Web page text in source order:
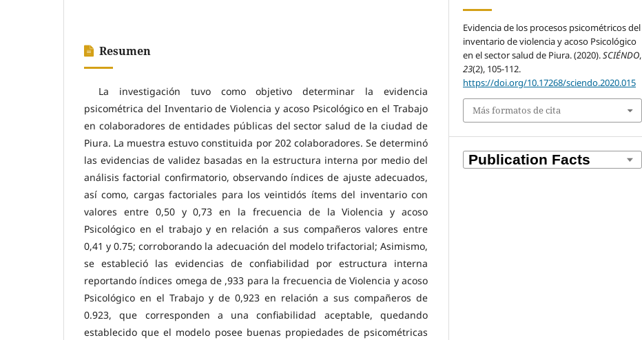
Resumen
La investigación tuvo como objetivo determinar la evidencia
psicométrica del Inventario de Violencia y acoso Psicológico en el Trabajo
en colaboradores de entidades públicas del sector salud de la ciudad de
Piura. La muestra estuvo constituida por 202 colaboradores. Se determinó
las evidencias de validez basadas en la estructura interna por medio del
análisis factorial confirmatorio, observando índices de ajuste adecuados,
así como, cargas factoriales para los veintidós ítems del inventario con
valores entre 0,50 y 0,73 en la frecuencia de la Violencia y acoso
Psicológico en el trabajo y en relación a sus compañeros valores entre
0,41 y 0.75; corroborando la adecuación del modelo trifactorial; Asimismo,
se estableció las evidencias de confiabilidad por estructura interna
reportando índices omega de ,933 para la frecuencia de Violencia y acoso
Psicológico en el Trabajo y de 0,923 en relación a sus compañeros de
0.923, que corresponden a una confiabilidad aceptable, quedando
establecido que el modelo posee buenas propiedades de psicométricas
Evidencia de los procesos psicométricos del
inventario de violencia y acoso Psicológico
en el sector salud de Piura. (2020).SCIÉNDO,
23(2), 105-112.
https://doi.org/10.17268/sciendo.2020.015
Más formatos de cita